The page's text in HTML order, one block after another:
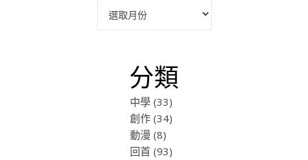
分類
中學(33)
創作(34)
動漫 (8)
回首(93)